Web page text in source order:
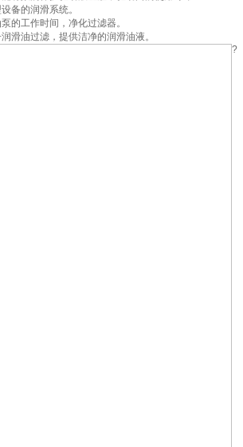
备的润滑系统。
的工作时间，净化过滤器。
滑油过滤，提供洁净的润滑油液。
?